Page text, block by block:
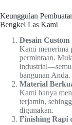
Keunggulan
Bengkel Las Kami
Desain Custom
Kami menerima
permintaan.
bangunan Anda.
Material
Kami hanya
terjamin,
digunakan.
Finishing Rapi